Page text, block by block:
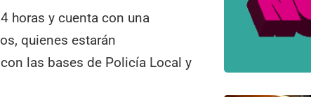
horas y cuenta con una
quienes estarán
las bases de Policía Local y